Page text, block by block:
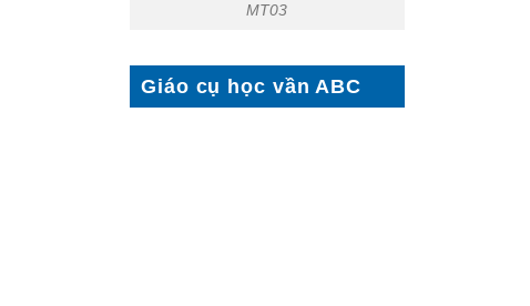
MT03
Giáo cụ học vần ABC